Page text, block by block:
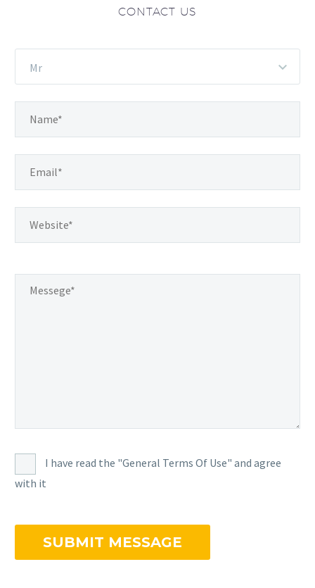
CONTACT US
Mr
I have read the "General Terms Of Use" and agree
with it